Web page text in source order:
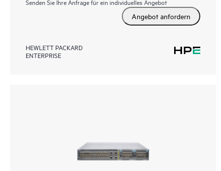
Angebot anfordern
HEWLETT PACKARD
ENTERPRISE